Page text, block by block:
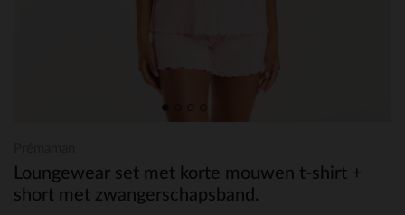
Loungewear set met korte mouwen t-shirt +
short met zwangerschapsband.